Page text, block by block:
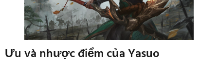
Ưu và nhược điểm của Yasuo